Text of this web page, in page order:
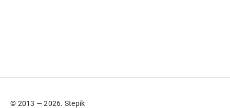
© 2013 — 2026. Stepik